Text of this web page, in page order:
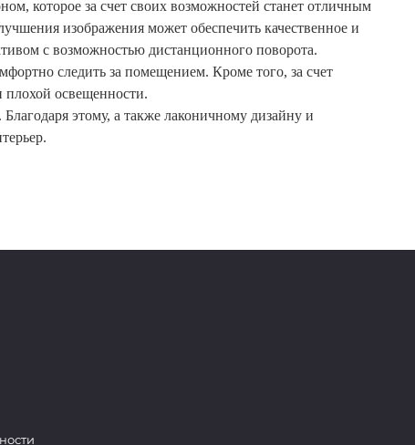
которое за счет своих возможностей станет отличным
изображения может обеспечить качественное и
с возможностью дистанционного поворота.
следить за помещением. Кроме того, за счет
плохой освещенности.
этому, а также лаконичному дизайну и